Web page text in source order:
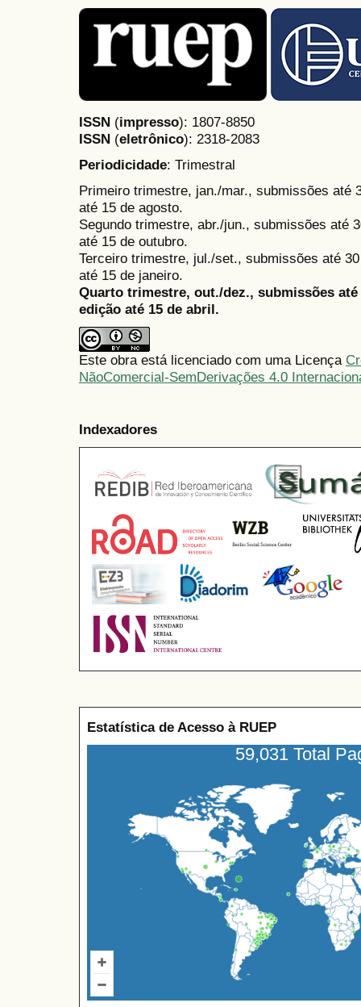
ISSN (impresso): 1807-8850
ISSN (eletrônico): 2318-2083
Periodicidade: Trimestral
Primeiro trimestre, jan./mar., submissões até
até 15 de agosto.
Segundo trimestre, abr./jun., submissões até
até 15 de outubro.
Terceiro trimestre, jul./set., submissões até
até 15 de janeiro.
Quarto trimestre, out./dez., submissões
edição até 15 de abril.
Este obra está licenciado com uma Licença
NãoComercial-SemDerivações 4.0
Indexadores
Estatística de Acesso à RUEP
59,031 Total